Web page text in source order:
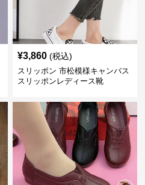
¥3,860 (税込)
スリッポン 市松模様キャンバス
スリッポンレディース靴